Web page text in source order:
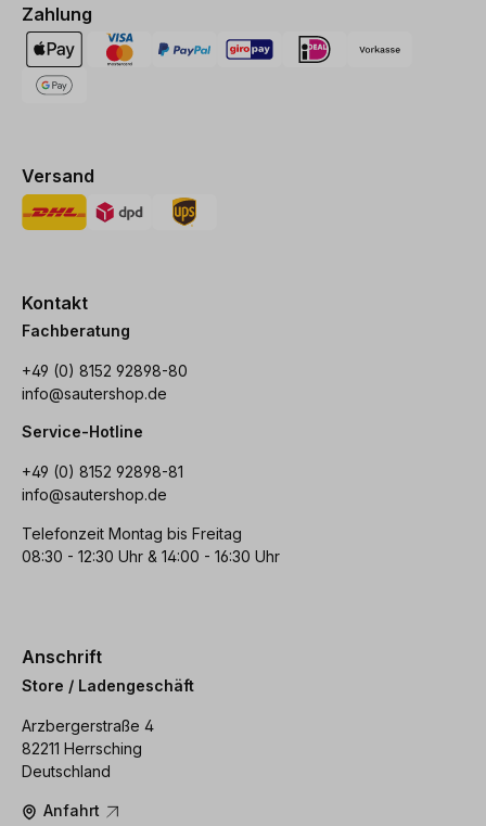
Zahlung
Versand
Kontakt
Fachberatung
+49 (0) 8152 92898-80
info@sautershop.de
Service-Hotline
+49 (0) 8152 92898-81
info@sautershop.de
Telefonzeit Montag bis Freitag
08:30 - 12:30 Uhr & 14:00 - 16:30 Uhr
Anschrift
Store / Ladengeschäft
Arzbergerstraße 4
82211 Herrsching
Deutschland
Anfahrt